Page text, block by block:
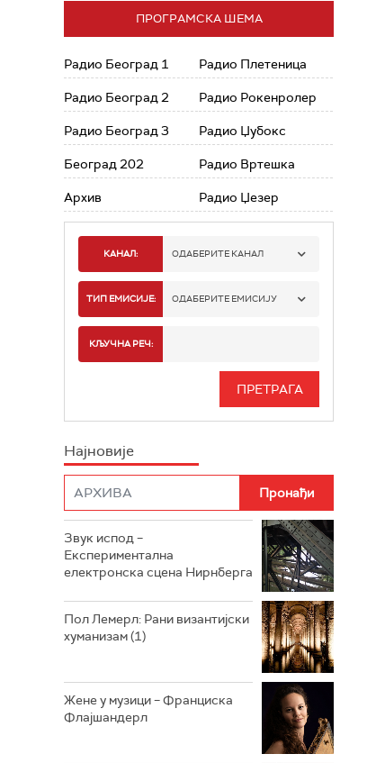
ПРОГРАМСКА ШЕМА
Радио Београд 1
Радио Београд 2
Радио Београд 3
Београд 202
Архив
Радио Плетеница
Радио Рокенролер
Радио Џубокс
Радио Вртешка
Радио Џезер
КАНАЛ: ОДАБЕРИТЕ КАНАЛ
РАДИО БЕОГРАД 1
РАДИО БЕОГРАД 3
РАДИО РОКЕНРОЛЕР
РАДИО ЏУБОКС
РАДИО ВРТЕШКА
РАДИО ЏЕЗЕР
ТИП ЕМИСИЈЕ: ОДАБЕРИТЕ ЕМИСИЈУ
ИНФО
КЉУЧНА РЕЧ:
Најновије
Звук испод –
Експериментална
електронска сцена Нирнберга
Пол Лемерл: Рани византијски
хуманизам (1)
Жене у музици – Франциска
Флајшандерл